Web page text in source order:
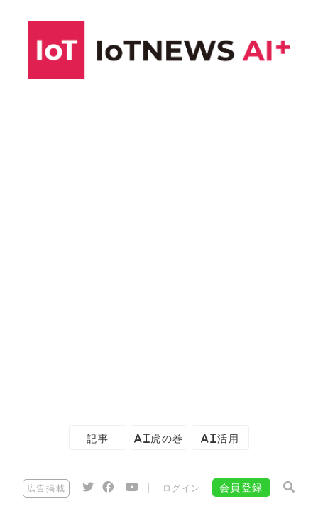
記事 AI虎の巻 AI活用
広告掲載 ログイン 会員登録